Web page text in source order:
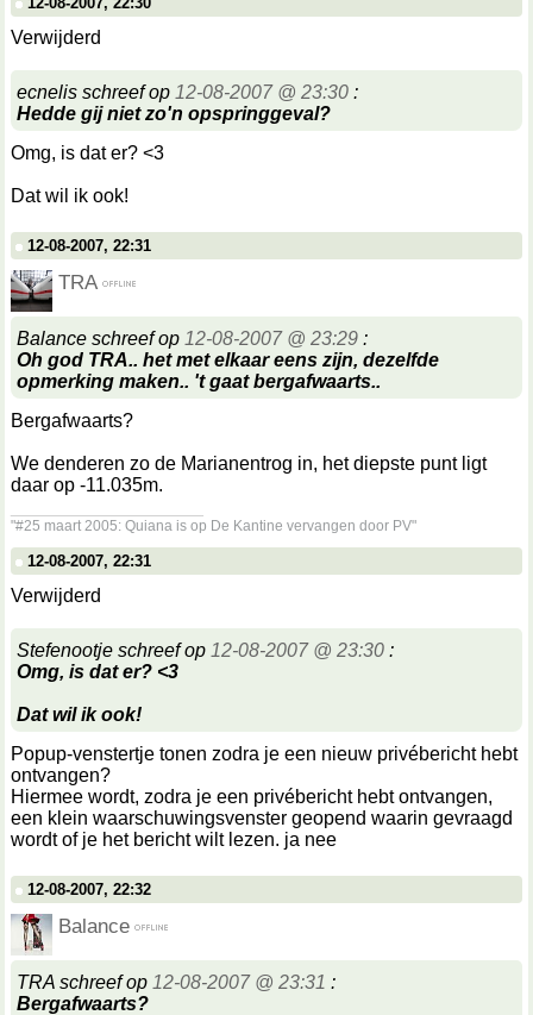
Verwijderd
ecnelis schreef op 12-08-2007 @ 23:30 :
Hedde gij niet zo'n opspringgeval?
Omg, is dat er? <3
Dat wil ik ook!
12-08-2007, 22:31
TRA
Balance schreef op 12-08-2007 @ 23:29 :
Oh god TRA.. het met elkaar eens zijn, dezelfde
opmerking maken.. 't gaat bergafwaarts..
Bergafwaarts?
We denderen zo de Marianentrog in, het diepste punt ligt
daar op -11.035m.
"#25 maart 2005: Quiana is op De Kantine vervangen door PV"
12-08-2007, 22:31
Verwijderd
Stefenootje schreef op 12-08-2007 @ 23:30 :
Omg, is dat er? <3
Dat wil ik ook!
Popup-venstertje tonen zodra je een nieuw privébericht hebt
ontvangen?
Hiermee wordt, zodra je een privébericht hebt ontvangen,
een klein waarschuwingsvenster geopend waarin gevraagd
wordt of je het bericht wilt lezen. ja nee
12-08-2007, 22:32
Balance
TRA schreef op 12-08-2007 @ 23:31 :
Bergafwaarts?